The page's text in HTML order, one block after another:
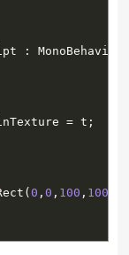
:
0 ,0 , 100 , 100